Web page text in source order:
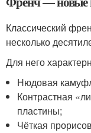
Классический
несколько
Для него
Нюдовая
Контрастная
пластины;
Чёткая